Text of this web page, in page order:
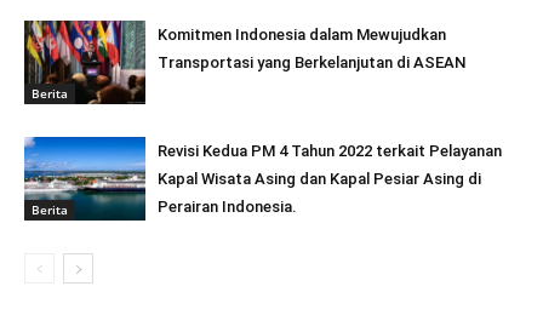
Berita
Komitmen Indonesia dalam Mewujudkan
Transportasi yang Berkelanjutan di ASEAN
Berita
Revisi Kedua PM 4 Tahun 2022 terkait Pelayanan
Kapal Wisata Asing dan Kapal Pesiar Asing di
Perairan Indonesia.